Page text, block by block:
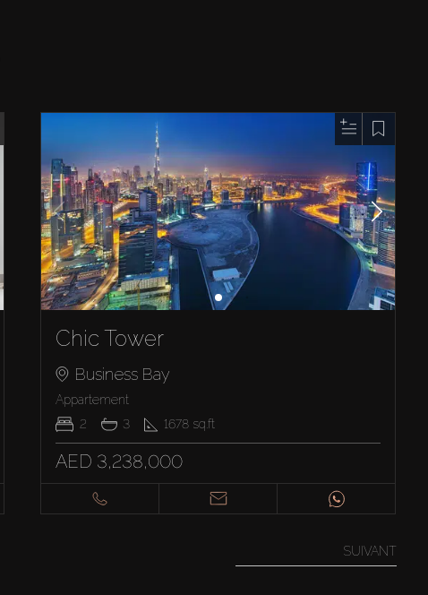
Chic Tower
Business Bay
Appartement
2
3 1678 sq.ft
AED 3,238,000
SUIVANT